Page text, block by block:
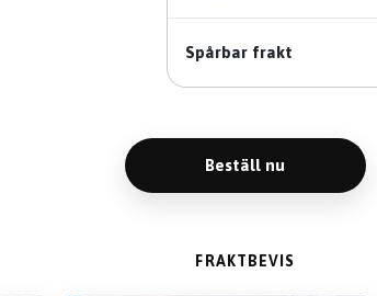
Spårbar frakt
Beställ nu
FRAKTBEVIS